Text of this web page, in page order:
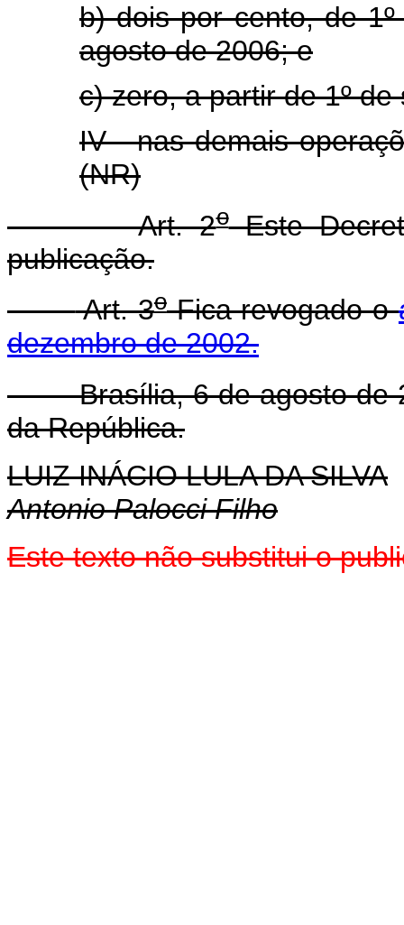
b) dois por cento, de
agosto de 2006; e
c) zero, a partir de 1º
IV - nas demais
(NR)
Art. 2oEste
publicação.
Art. 3oFica revogado o
dezembro de 2002.
Brasília, 6 de agosto de
da República.
LUIZ INÁCIO LULA DA SILVA
Antonio Palocci Filho
Este texto não substitui o